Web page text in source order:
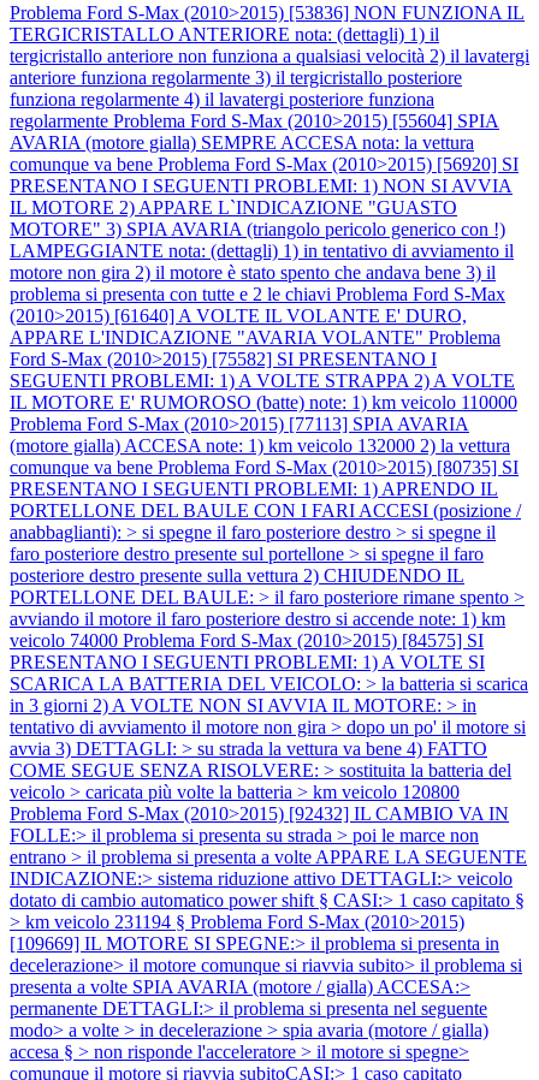
Problema Ford S-Max (2010>2015) [53836] NON FUNZIONA IL
TERGICRISTALLO ANTERIORE nota: (dettagli) 1) il
tergicristallo anteriore non funziona a qualsiasi velocità 2) il lavatergi
anteriore funziona regolarmente 3) il tergicristallo posteriore
funziona regolarmente 4) il lavatergi posteriore funziona
regolarmente Problema Ford S-Max (2010>2015) [55604] SPIA
AVARIA (motore gialla) SEMPRE ACCESA nota: la vettura
comunque va bene Problema Ford S-Max (2010>2015) [56920] SI
PRESENTANO I SEGUENTI PROBLEMI: 1) NON SI AVVIA
IL MOTORE 2) APPARE L`INDICAZIONE "GUASTO
MOTORE" 3) SPIA AVARIA (triangolo pericolo generico con !)
LAMPEGGIANTE nota: (dettagli) 1) in tentativo di avviamento il
motore non gira 2) il motore è stato spento che andava bene 3) il
problema si presenta con tutte e 2 le chiavi Problema Ford S-Max
(2010>2015) [61640] A VOLTE IL VOLANTE E' DURO,
APPARE L'INDICAZIONE "AVARIA VOLANTE" Problema
Ford S-Max (2010>2015) [75582] SI PRESENTANO I
SEGUENTI PROBLEMI: 1) A VOLTE STRAPPA 2) A VOLTE
IL MOTORE E' RUMOROSO (batte) note: 1) km veicolo 110000
Problema Ford S-Max (2010>2015) [77113] SPIA AVARIA
(motore gialla) ACCESA note: 1) km veicolo 132000 2) la vettura
comunque va bene Problema Ford S-Max (2010>2015) [80735] SI
PRESENTANO I SEGUENTI PROBLEMI: 1) APRENDO IL
PORTELLONE DEL BAULE CON I FARI ACCESI (posizione /
anabbaglianti): > si spegne il faro posteriore destro > si spegne il
faro posteriore destro presente sul portellone > si spegne il faro
posteriore destro presente sulla vettura 2) CHIUDENDO IL
PORTELLONE DEL BAULE: > il faro posteriore rimane spento >
avviando il motore il faro posteriore destro si accende note: 1) km
veicolo 74000 Problema Ford S-Max (2010>2015) [84575] SI
PRESENTANO I SEGUENTI PROBLEMI: 1) A VOLTE SI
SCARICA LA BATTERIA DEL VEICOLO: > la batteria si scarica
in 3 giorni 2) A VOLTE NON SI AVVIA IL MOTORE: > in
tentativo di avviamento il motore non gira > dopo un po' il motore si
avvia 3) DETTAGLI: > su strada la vettura va bene 4) FATTO
COME SEGUE SENZA RISOLVERE: > sostituita la batteria del
veicolo > caricata più volte la batteria > km veicolo 120800
Problema Ford S-Max (2010>2015) [92432] IL CAMBIO VA IN
FOLLE:> il problema si presenta su strada > poi le marce non
entrano > il problema si presenta a volte APPARE LA SEGUENTE
INDICAZIONE:> sistema riduzione attivo DETTAGLI:> veicolo
dotato di cambio automatico power shift § CASI:> 1 caso capitato §
> km veicolo 231194 § Problema Ford S-Max (2010>2015)
[109669] IL MOTORE SI SPEGNE:> il problema si presenta in
decelerazione> il motore comunque si riavvia subito> il problema si
presenta a volte SPIA AVARIA (motore / gialla) ACCESA:>
permanente DETTAGLI:> il problema si presenta nel seguente
modo> a volte > in decelerazione > spia avaria (motore / gialla)
accesa § > non risponde l'acceleratore > il motore si spegne>
comunque il motore si riavvia subitoCASI:> 1 caso capitato